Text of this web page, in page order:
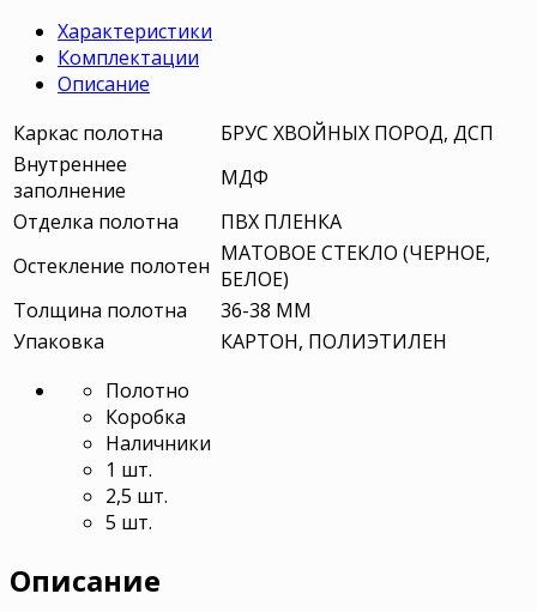
Характеристики
Комплектации
Описание
Каркас полотна
БРУС ХВОЙНЫХ ПОРОД, ДСП
Внутреннее
заполнение
МДФ
Отделка полотна
ПВХ ПЛЕНКА
Остекление полотен МАТОВОЕ СТЕКЛО (ЧЕРНОЕ,
БЕЛОЕ)
Толщина полотна
36-38 ММ
Упаковка
КАРТОН, ПОЛИЭТИЛЕН
Полотно
Коробка
Наличники
1 шт.
2,5 шт.
5 шт.
Описание